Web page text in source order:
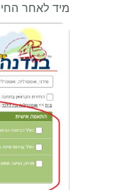
מיד לאחר